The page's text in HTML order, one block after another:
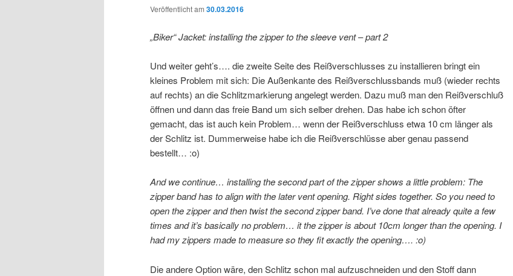
Veröffentlicht am 30.03.2016
„Biker“ Jacket: installing the zipper to the sleeve vent–part 2
Und weiter geht’s…. die zweite Seite des Reißverschlusses zu installieren bringt ein
kleines Problem mit sich: Die Außenkante des Reißverschlussbands muß (wieder rechts
auf rechts) an die Schlitzmarkierung angelegt werden. Dazu muß man den Reißverschluß
öffnen und dann das freie Band um sich selber drehen. Das habe ich schon öfter
gemacht, das ist auch kein Problem… wenn der Reißverschluss etwa 10 cm länger als
der Schlitz ist. Dummerweise habe ich die Reißverschlüsse aber genau passend
bestellt… :o)
And we continue… installing the second part of the zipper shows a little problem: The
zipper band has to align with the later vent opening. Right sides together. So you need to
open the zipper and then twist the second zipper band. I’ve done that already quite a few
times and it’s basically no problem… it the zipper is about 10cm longer than the opening. I
had my zippers made to measure so they fit exactly the opening…. :o)
Die andere Option wäre, den Schlitz schon mal aufzuschneiden und den Stoff dann